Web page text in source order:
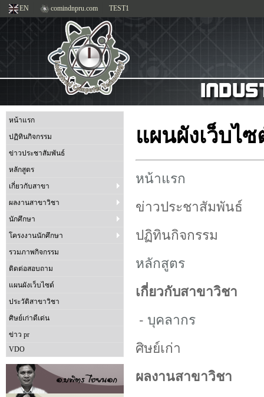
EN comindnpru.com TEST1
หน้าแรก
ปฏิทินกิจกรรม
ข่าวประชาสัมพันธ์
หลักสูตร
เกี่ยวกับสาขา
ผลงานสาขาวิชา
นักศึกษา
โครงงานนักศึกษา
รวมภาพกิจกรรม
ติดต่อสอบถาม
แผนผังเว็บไซต์
ประวัติสาขาวิชา
ศิษย์เก่าดีเด่น
ข่าว pr
VDO
แผนผังเว็บไ
หน้าแรก
ข่าวประชาสัมพันธ์
ปฏิทินกิจกรรม
หลักสูตร
เกี่ยวกับสาขาวิชา
- บุคลากร
ศิษย์เก่า
ผลงานสาขาวิชา